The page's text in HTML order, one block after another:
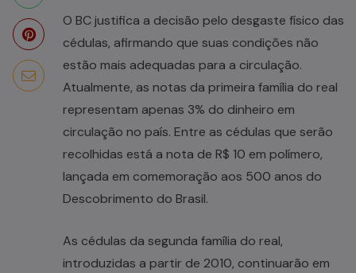
O BC justifica a decisão pelo desgaste físico das
cédulas, afirmando que suas condições não
estão mais adequadas para a circulação.
Atualmente, as notas da primeira família do real
representam apenas 3% do dinheiro em
circulação no país. Entre as cédulas que serão
recolhidas está a nota de R$ 10 em polímero,
lançada em comemoração aos 500 anos do
Descobrimento do Brasil.
As cédulas da segunda família do real,
introduzidas a partir de 2010, continuarão em